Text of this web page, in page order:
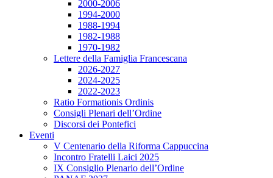
2000-2006
1994-2000
1988-1994
1982-1988
1970-1982
Lettere della Famiglia Francescana
2026-2027
2024-2025
2022-2023
Ratio Formationis Ordinis
Consigli Plenari dell’Ordine
Discorsi dei Pontefici
Eventi
V Centenario della Riforma Cappuccina
Incontro Fratelli Laici 2025
IX Consiglio Plenario dell’Ordine